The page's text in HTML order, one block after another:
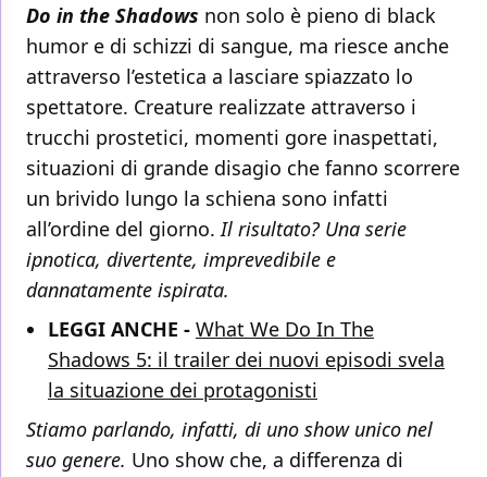
Do in the Shadows non solo è pieno di black
humor e di schizzi di sangue, ma riesce anche
attraverso l’estetica a lasciare spiazzato lo
spettatore. Creature realizzate attraverso i
trucchi prostetici, momenti gore inaspettati,
situazioni di grande disagio che fanno scorrere
un brivido lungo la schiena sono infatti
all’ordine del giorno. Il risultato? Una serie
ipnotica, divertente, imprevedibile e
dannatamente ispirata.
LEGGI ANCHE - What We Do In The
Shadows 5: il trailer dei nuovi episodi svela
la situazione dei protagonisti
Stiamo parlando, infatti, di uno show unico nel
suo genere. Uno show che, a differenza di